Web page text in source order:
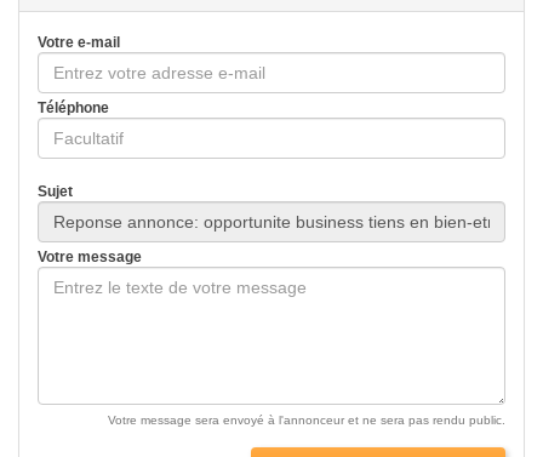
Votre e-mail
Téléphone
Sujet
Votre message
Votre message sera envoyé à l'annonceur et ne sera pas rendu public.